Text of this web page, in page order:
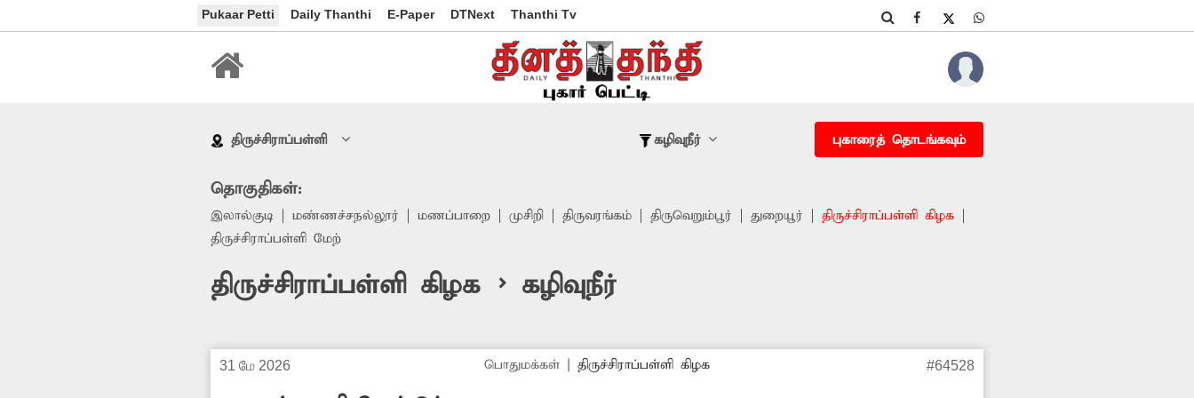
Pukaar Petti Daily Thanthi E-Paper DTNext Thanthi Tv
திருச்சிராப்பள்ளி கழிவுநீர் புகாரைத் தொடங்கவும்
தொகுதிகள்:
இலால்குடி மண்ணச்சநல்லூர் மணப்பாறை முசிறி திருவரங்கம் திருவெறும்பூர் துறையூர்
திருச்சிராப்பள்ளி கிழக
திருச்சிராப்பள்ளி மேற்
திருச்சிராப்பள்ளி கிழக > கழிவுநீர்
31 மே 2026 பொதுமக்கள்| திருச்சிராப்பள்ளி கிழக #64528